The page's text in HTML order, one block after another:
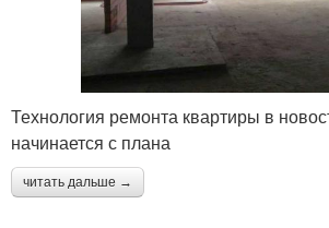
Технология ремонта квартиры в
начинается с плана
читать дальше →